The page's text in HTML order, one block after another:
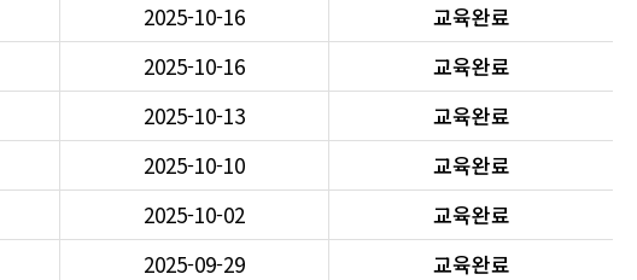
2025-10-16
교육완료
2025-10-16
교육완료
2025-10-13
교육완료
2025-10-10
교육완료
2025-10-02
교육완료
2025-09-29
교육완료